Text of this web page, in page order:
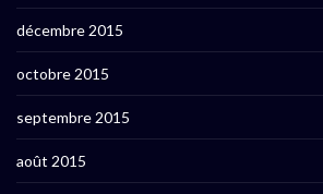
décembre 2015
octobre 2015
septembre 2015
août 2015